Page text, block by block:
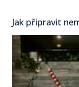
Jak připravit